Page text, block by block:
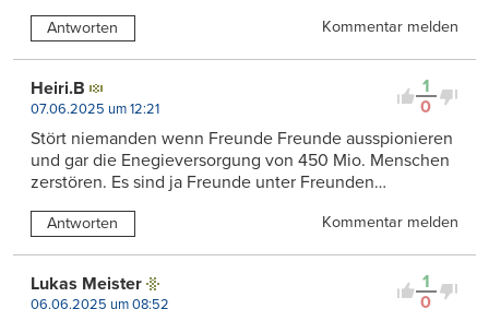
Antworten Kommentar melden
1
0
Heiri.B
07.06.2025 um 12:21
Stört niemanden wenn Freunde Freunde ausspionieren
und gar die Enegieversorgung von 450 Mio. Menschen
zerstören. Es sind ja Freunde unter Freunden…
Antworten Kommentar melden
1
0
Lukas Meister
06.06.2025 um 08:52